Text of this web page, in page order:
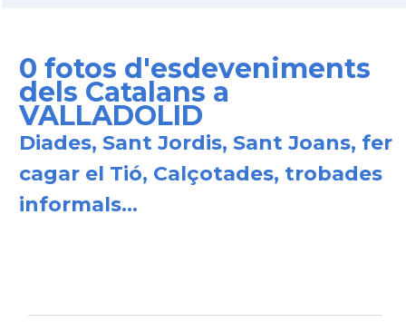
0 fotos d'esdeveniments
dels Catalans a
VALLADOLID
Diades, Sant Jordis, Sant Joans, fer
cagar el Tió, Calçotades, trobades
informals...